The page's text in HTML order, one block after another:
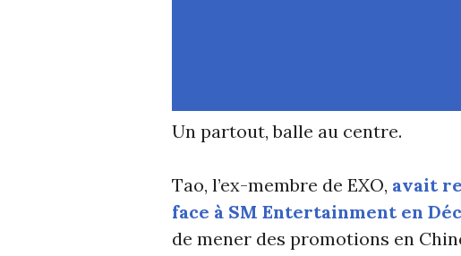
Un partout, balle au centre.
Tao, l’ex-membre de EXO, avait
face à SM Entertainment en
de mener des promotions en